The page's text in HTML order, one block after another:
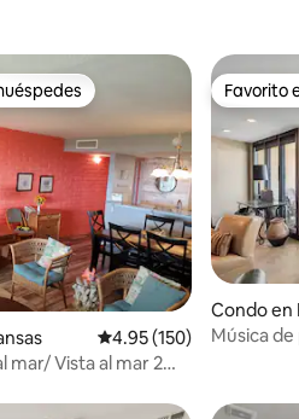
preferido
Calificación promedio:
4.95 (150)
Vista al mar 2
Favorito
Favorito
Condo en
Música